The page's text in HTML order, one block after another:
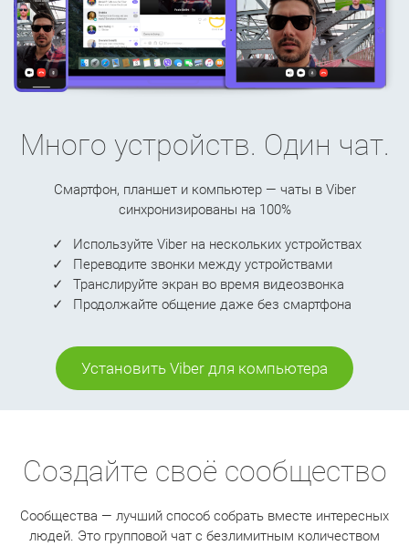
Много устройств. Один чат.
Смартфон, планшет и компьютер — чаты в Viber
синхронизированы на 100%
Используйте Viber на нескольких устройствах
Переводите звонки между устройствами
Транслируйте экран во время видеозвонка
Продолжайте общение даже без смартфона
Установить Viber для компьютера
Создайте своё сообщество
Сообщества — лучший способ собрать вместе интересных
людей. Это групповой чат с безлимитным количеством